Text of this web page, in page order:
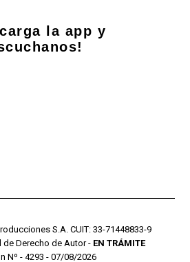
la app y
S.A. CUIT: 33-71448833-9
Derecho de Autor - EN TRÁMITE
Nº - 4293 - 07/08/2026